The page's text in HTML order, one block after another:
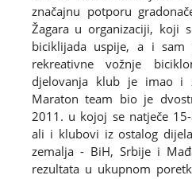
značajnu potporu
Žagara u organizaciji, koji
biciklijada uspije, a i
rekreativne vožnje
djelovanja klub je imao i
Maraton team bio je
2011. u kojoj se natječe
ali i klubovi iz ostalog
zemalja - BiH, Srbije i
rezultata u ukupnom